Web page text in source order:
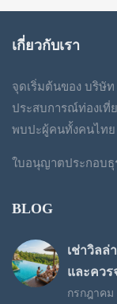
เกี่ยวกับเรา
จุดเริ่มต้นของ บริษั
ประสบการณ์ท่องเที่
พบปะผู้คนทั้งคนไทย
ใบอนุญาตประกอบธุ
BLOG
เช่าวิลล่
และควร
กรกฎาคม